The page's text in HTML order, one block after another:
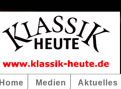
Home Medien Aktuelles